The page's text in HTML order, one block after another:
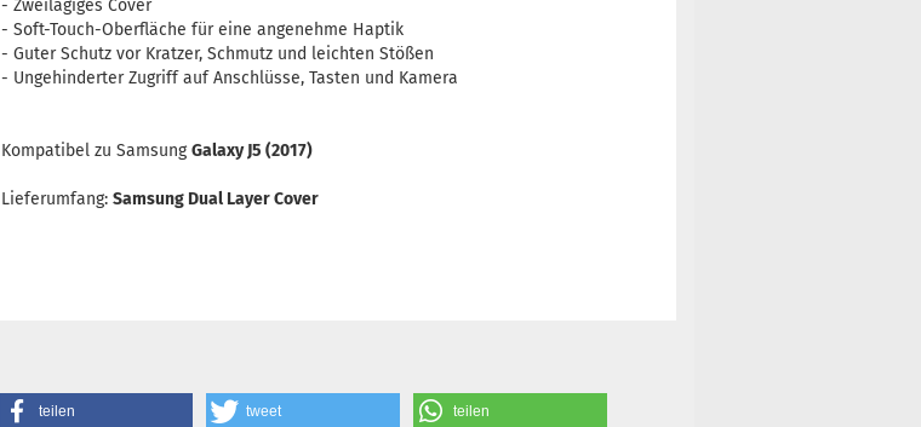
- Zweilagiges Cover
- Soft-Touch-Oberfläche für eine angenehme Haptik
- Guter Schutz vor Kratzer, Schmutz und leichten Stößen
- Ungehinderter Zugriff auf Anschlüsse, Tasten und Kamera
Kompatibel zu SamsungGalaxy J5 (2017)
Lieferumfang:Samsung Dual Layer Cover
teilen tweet teilen